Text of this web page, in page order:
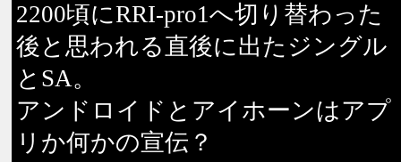
2200頃にRRI-pro1へ切り替わった
後と思われる直後に出たジングル
とSA。
アンドロイドとアイホーンはアプ
リか何かの宣伝？